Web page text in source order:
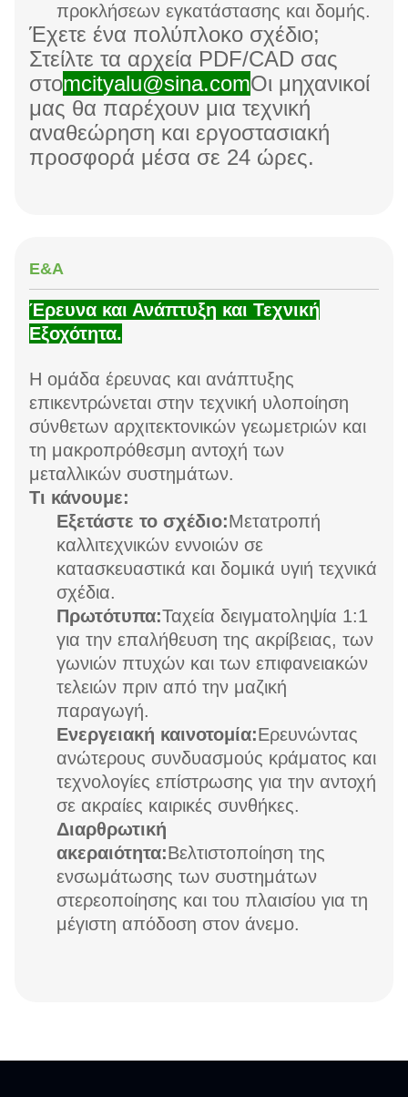
προκλήσεων εγκατάστασης και δομής.
Έχετε ένα πολύπλοκο σχέδιο;
Στείλτε τα αρχεία PDF/CAD σας
στοmcityalu@sina.comΟι μηχανικοί
μας θα παρέχουν μια τεχνική
αναθεώρηση και εργοστασιακή
προσφορά μέσα σε 24 ώρες.
Ε&Α
Έρευνα και Ανάπτυξη και Τεχνική
Εξοχότητα.
Η ομάδα έρευνας και ανάπτυξης
επικεντρώνεται στην τεχνική υλοποίηση
σύνθετων αρχιτεκτονικών γεωμετριών και
τη μακροπρόθεσμη αντοχή των
μεταλλικών συστημάτων.
Τι κάνουμε:
Εξετάστε το σχέδιο:Μετατροπή
καλλιτεχνικών εννοιών σε
κατασκευαστικά και δομικά υγιή τεχνικά
σχέδια.
Πρωτότυπα:Ταχεία δειγματοληψία 1:1
για την επαλήθευση της ακρίβειας, των
γωνιών πτυχών και των επιφανειακών
τελειών πριν από την μαζική
παραγωγή.
Ενεργειακή καινοτομία:Ερευνώντας
ανώτερους συνδυασμούς κράματος και
τεχνολογίες επίστρωσης για την αντοχή
σε ακραίες καιρικές συνθήκες.
Διαρθρωτική
ακεραιότητα:Βελτιστοποίηση της
ενσωμάτωσης των συστημάτων
στερεοποίησης και του πλαισίου για τη
μέγιστη απόδοση στον άνεμο.